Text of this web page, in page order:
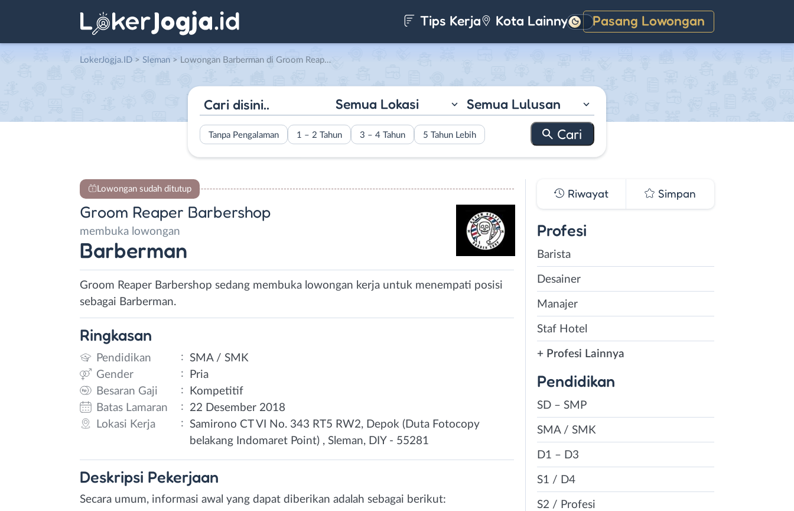
Tips Kerja Kota Lainnya Pasang Lowongan
Gelap
LokerJogja.ID > Sleman > Lowongan Barberman di Groom Reaper Barbershop
Semua Lokasi Semua Lulusan
Tanpa Pengalaman 1 – 2 Tahun 3 – 4 Tahun 5 Tahun Lebih
Lowongan sudah ditutup
Groom Reaper Barbershop
membuka lowongan
Barberman
Groom Reaper Barbershop sedang membuka lowongan kerja untuk menempati posisi
sebagai Barberman.
Ringkasan
Pendidikan : SMA / SMK
Gender
:
Pria
Besaran Gaji
:
Kompetitif
Batas Lamaran
:
22 Desember 2018
Lokasi Kerja
: Samirono CT VI No. 343 RT5 RW2, Depok (Duta Fotocopy
belakang Indomaret Point) , Sleman, DIY - 55281
Deskripsi Pekerjaan
Secara umum, informasi awal yang dapat diberikan adalah sebagai berikut:
Riwayat Simpan
Profesi
Barista
Desainer
Manajer
Staf Hotel
+ Profesi Lainnya
Pendidikan
SD – SMP
SMA / SMK
D1 – D3
S1 / D4
S2 / Profesi